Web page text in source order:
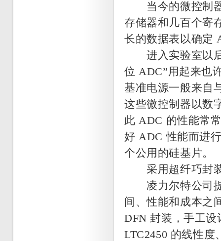
当今的微控制器
存储器和几百个寄
长的数据表以确定
进入实验室以后
位 ADC”用起来也
基准电源一般来自
这些微控制器以数
此 ADC 的性能常
好 ADC 性能而进
个公用的硅基片。
采用超纤巧封装
凌力尔特公司提
间、性能和成本之
DFN 封装，手工
LTC2450 的线性